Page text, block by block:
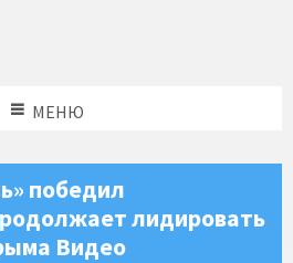
МЕНЮ
победил
лидировать
Видео